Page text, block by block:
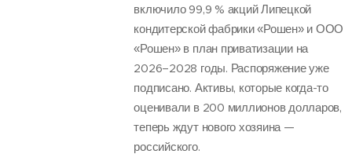
включило 99,9 % акций Липецкой
кондитерской фабрики «Рошен» и ООО
«Рошен» в план приватизации на
2026–2028 годы. Распоряжение уже
подписано. Активы, которые когда-то
оценивали в 200 миллионов долларов,
теперь ждут нового хозяина —
российского.